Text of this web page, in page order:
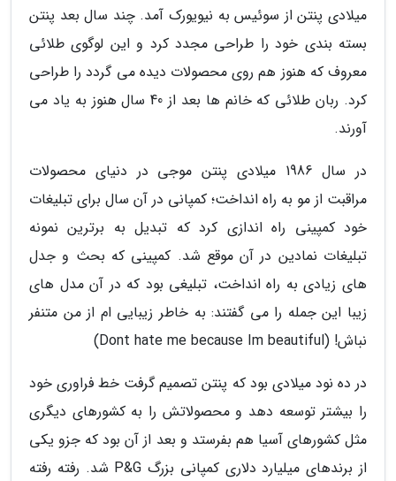
میلادی پنتن از سوئیس به نیویورک آمد. چند سال بعد پنتن
بسته بندی خود را طراحی مجدد کرد و این لوگوی طلائی
معروف که هنوز هم روی محصولات دیده می گردد را طراحی
کرد. ربان طلائی که خانم ها بعد از 40 سال هنوز به یاد می
آورند.
در سال 1986 میلادی پنتن موجی در دنیای محصولات
مراقبت از مو به راه انداخت؛ کمپانی در آن سال برای تبلیغات
خود کمپینی راه اندازی کرد که تبدیل به برترین نمونه
تبلیغات نمادین در آن موقع شد. کمپینی که بحث و جدل
های زیادی به راه انداخت، تبلیغی بود که در آن مدل های
زیبا این جمله را می گفتند: به خاطر زیبایی ام از من متنفر
نباش! (Dont hate me because Im beautiful)
در ده نود میلادی بود که پنتن تصمیم گرفت خط فراوری خود
را بیشتر توسعه دهد و محصولاتش را به کشورهای دیگری
مثل کشورهای آسیا هم بفرستد و بعد از آن بود که جزو یکی
از برندهای میلیارد دلاری کمپانی بزرگ P&G شد. رفته رفته